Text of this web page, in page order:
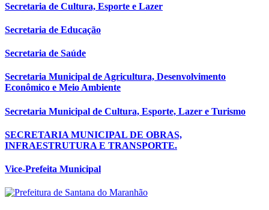
Secretaria de Cultura, Esporte e Lazer
Secretaria de Educação
Secretaria de Saúde
Secretaria Municipal de Agricultura, Desenvolvimento
Econômico e Meio Ambiente
Secretaria Municipal de Cultura, Esporte, Lazer e Turismo
SECRETARIA MUNICIPAL DE OBRAS,
INFRAESTRUTURA E TRANSPORTE.
Vice-Prefeita Municipal